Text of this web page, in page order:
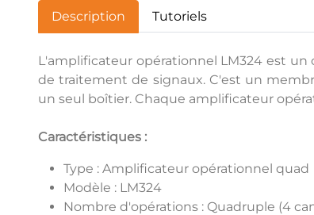
Description Tutoriels
L'amplificateur opérationnel LM324 est
de traitement de signaux. C'est un
un seul boîtier. Chaque amplificateur
Caractéristiques :
Type : Amplificateur opérationnel quad
Modèle : LM324
Nombre d'opérations : Quadruple (4